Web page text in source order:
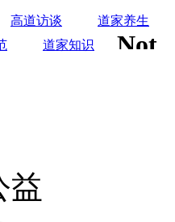
高道访谈
道家养生
道家知识
益